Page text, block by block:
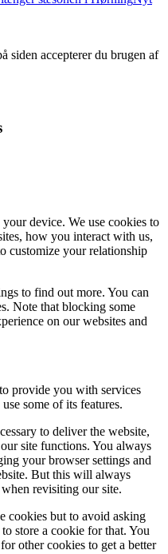
siden accepterer du brugen af
device. We use cookies to
how you interact with us,
customize your relationship
to find out more. You can
Note that blocking some
on our websites and
provide you with services
some of its features.
to deliver the website,
site functions. You always
your browser settings and
But this will always
revisiting our site.
cookies but to avoid asking
store a cookie for that. You
other cookies to get a better